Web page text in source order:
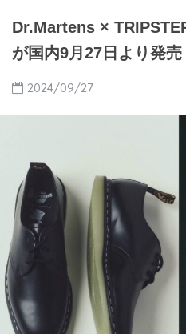
Dr.Martens ×
が国内9月27日より発売
2024/09/27